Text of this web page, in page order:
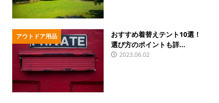
アウトドア用品
おすすめ着替えテント10選！
選び方のポイントも詳...
2023.06.02